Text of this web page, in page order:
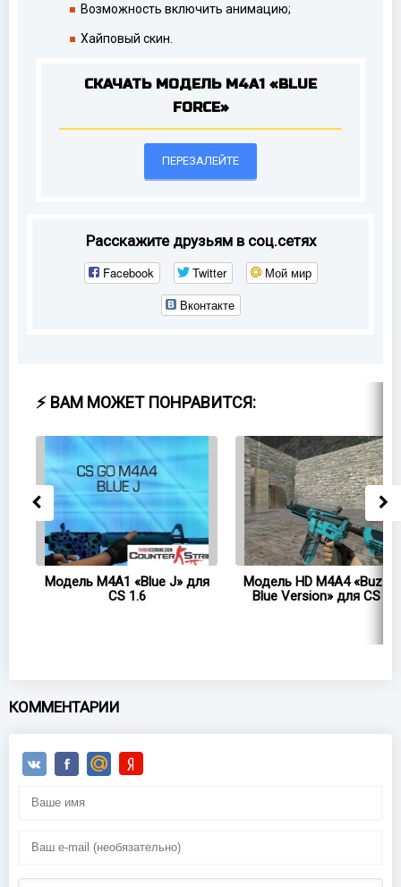
Возможность включить анимацию;
Хайповый скин.
СКАЧАТЬ МОДЕЛЬ M4A1 «BLUE
FORCE»
ПЕРЕЗАЛЕЙТЕ
Расскажите друзьям в соц.сетях
Facebook Twitter
Мой мир
Вконтакте
⚡ ВАМ МОЖЕТ ПОНРАВИТСЯ:
Модель M4A1 «Blue J» для
CS 1.6
Модель HD M4A4 «Buzz
Blue Version» для CS 1.6
КОММЕНТАРИИ